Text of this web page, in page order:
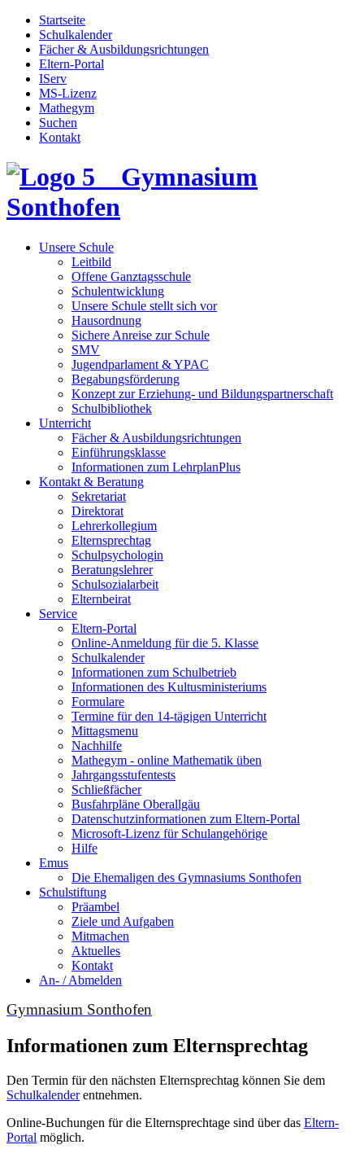
Startseite
Schulkalender
Fächer & Ausbildungsrichtungen
Eltern-Portal
IServ
MS-Lizenz
Mathegym
Suchen
Kontakt
Gymnasium
Sonthofen
Unsere Schule
Leitbild
Offene Ganztagsschule
Schulentwicklung
Unsere Schule stellt sich vor
Hausordnung
Sichere Anreise zur Schule
SMV
Jugendparlament & YPAC
Begabungsförderung
Konzept zur Erziehung- und Bildungspartnerschaft
Schulbibliothek
Unterricht
Fächer & Ausbildungsrichtungen
Einführungsklasse
Informationen zum LehrplanPlus
Kontakt & Beratung
Sekretariat
Direktorat
Lehrerkollegium
Elternsprechtag
Schulpsychologin
Beratungslehrer
Schulsozialarbeit
Elternbeirat
Service
Eltern-Portal
Online-Anmeldung für die 5. Klasse
Schulkalender
Informationen zum Schulbetrieb
Informationen des Kultusministeriums
Formulare
Termine für den 14-tägigen Unterricht
Mittagsmenu
Nachhilfe
Mathegym - online Mathematik üben
Jahrgangsstufentests
Schließfächer
Busfahrpläne Oberallgäu
Datenschutzinformationen zum Eltern-Portal
Microsoft-Lizenz für Schulangehörige
Hilfe
Emus
Die Ehemaligen des Gymnasiums Sonthofen
Schulstiftung
Präambel
Ziele und Aufgaben
Mitmachen
Aktuelles
Kontakt
An- / Abmelden
Gymnasium Sonthofen
Informationen zum Elternsprechtag
Den Termin für den nächsten Elternsprechtag können Sie dem
Schulkalenderentnehmen.
Online-Buchungen für die Elternsprechtage sind über das Eltern-
Portal möglich.